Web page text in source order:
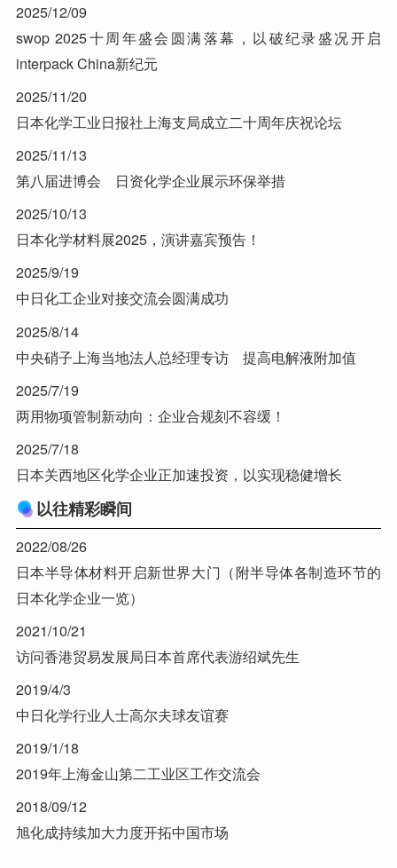
2025/12/09
swop 2025十周年盛会圆满落幕，以破纪录盛况开启
interpack China新纪元
2025/11/20
日本化学工业日报社上海支局成立二十周年庆祝论坛
2025/11/13
第八届进博会 日资化学企业展示环保举措
2025/10/13
日本化学材料展2025，演讲嘉宾预告！
2025/9/19
中日化工企业对接交流会圆满成功
2025/8/14
中央硝子上海当地法人总经理专访 提高电解液附加值
2025/7/19
两用物项管制新动向：企业合规刻不容缓！
2025/7/18
日本关西地区化学企业正加速投资，以实现稳健增长
以往精彩瞬间
2022/08/26
日本半导体材料开启新世界大门（附半导体各制造环节的
日本化学企业一览）
2021/10/21
访问香港贸易发展局日本首席代表游绍斌先生
2019/4/3
中日化学行业人士高尔夫球友谊赛
2019/1/18
2019年上海金山第二工业区工作交流会
2018/09/12
旭化成持续加大力度开拓中国市场